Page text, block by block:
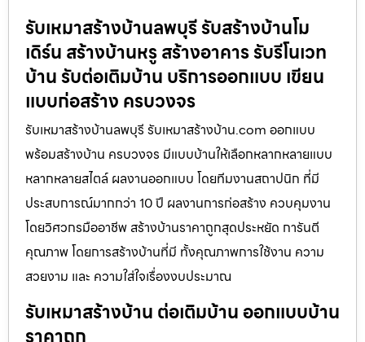
รับเหมาสร้างบ้านลพบุรี รับสร้างบ้านโม
เดิร์น สร้างบ้านหรู สร้างอาคาร รับรีโนเวท
บ้าน รับต่อเติมบ้าน บริการออกแบบ เขียน
แบบก่อสร้าง ครบวงจร
รับเหมาสร้างบ้านลพบุรี รับเหมาสร้างบ้าน.com ออกแบบ
พร้อมสร้างบ้าน ครบวงจร มีแบบบ้านให้เลือกหลากหลายแบบ
หลากหลายสไตล์ ผลงานออกแบบ โดยทีมงานสถาปนิก ที่มี
ประสบการณ์มากกว่า 10 ปี ผลงานการก่อสร้าง ควบคุมงาน
โดยวิศวกรมืออาชีพ สร้างบ้านราคาถูกสุดประหยัด การันตี
คุณภาพ โดยการสร้างบ้านที่มี ทั้งคุณภาพการใช้งาน ความ
สวยงาม และ ความใส่ใจเรื่องงบประมาณ
รับเหมาสร้างบ้าน ต่อเติมบ้าน ออกแบบบ้าน